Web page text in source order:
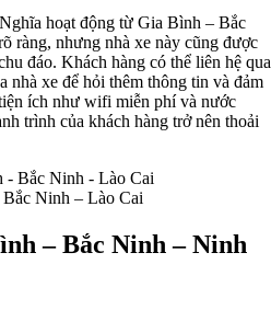
hoạt động từ Gia Bình – Bắc
ràng, nhưng nhà xe này cũng được
đáo. Khách hàng có thể liên hệ qua
nhà xe để hỏi thêm thông tin và đảm
ích như wifi miễn phí và nước
trình của khách hàng trở nên thoải
Ninh – Lào Cai
– Bắc Ninh – Ninh